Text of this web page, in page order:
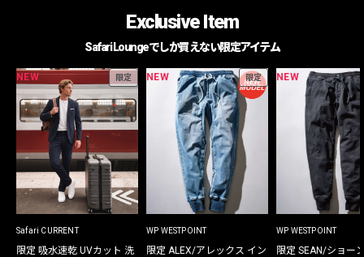
Exclusive Item
Safari Loungeでしか買えない限定アイテム
NEW 限定
Safari CURRENT
限定 吸水速乾 UVカット 洗
NEW 限定
WP WESTPOINT
限定 ALEX/アレックス イン
NEW
WP WESTPOINT
限定 SEAN/ショー